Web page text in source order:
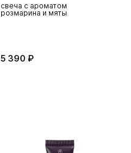
свеча с ароматом
розмарина и мяты
5 390 ₽